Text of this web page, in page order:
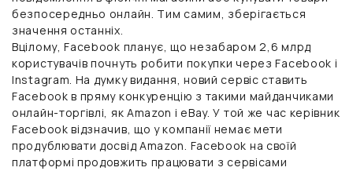
безпосередньо онлайн. Тим самим, зберігається
значення останніх.
Вцілому, Facebook планує, що незабаром 2,6 млрд
користувачів почнуть робити покупки через Facebook і
Instagram. На думку видання, новий сервіс ставить
Facebook в пряму конкуренцію з такими майданчиками
онлайн-торгівлі, як Amazon і eBay. У той же час керівник
Facebook відзначив, що у компанії немає мети
продублювати досвід Amazon. Facebook на своїй
платформі продовжить працювати з сервісами